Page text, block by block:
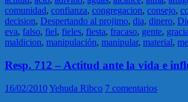
comunidad, confianza, congregacion, consejo,
decision, Despertando al projimo, dia, dinero,
eva, falso, fiel, fieles, fiesta, fracaso, gente,
maldicion, manipulación, manipular, material,
Resp. 712 – Actitud ante la vida e
16/02/2010Yehuda Ribco 7 comentarios